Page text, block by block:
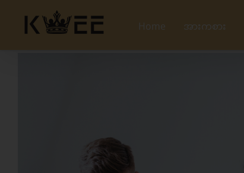
content
Home အားကစား